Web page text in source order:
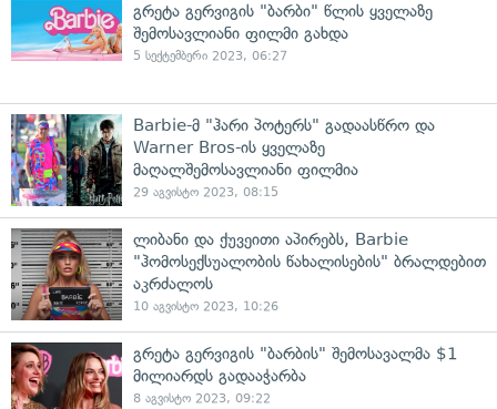
გრეტა გერვიგის "ბარბი" წლის ყველაზე
შემოსავლიანი ფილმი გახდა
5 სექტემბერი 2023, 06:27
Barbie-მ "ჰარი პოტერს" გადაასწრო და
Warner Bros-ის ყველაზე
მაღალშემოსავლიანი ფილმია
29 აგვისტო 2023, 08:15
ლიბანი და ქუვეითი აპირებს, Barbie
"ჰომოსექსუალობის წახალისების" ბრალდებით
აკრძალოს
10 აგვისტო 2023, 10:26
გრეტა გერვიგის "ბარბის" შემოსავალმა $1
მილიარდს გადააჭარბა
8 აგვისტო 2023, 09:22